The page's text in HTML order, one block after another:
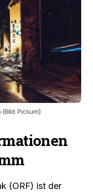
Picsum)
(ORF) ist der